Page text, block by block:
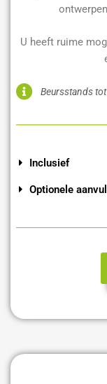
U heeft ruime
Beursstands
Inclusief
Optionele